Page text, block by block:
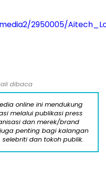
2950005/
dibaca
online ini mendukung
melalui publikasi press
dan merek/brand
penting bagi kalangan
dan tokoh publik.